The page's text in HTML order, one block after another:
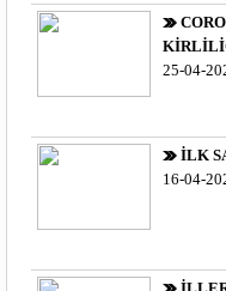
25-04-
İLK
16-04-